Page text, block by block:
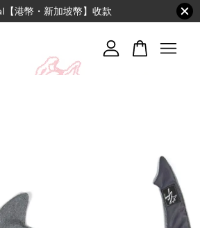
【港幣・新加坡幣】收款
車目前還是空的。